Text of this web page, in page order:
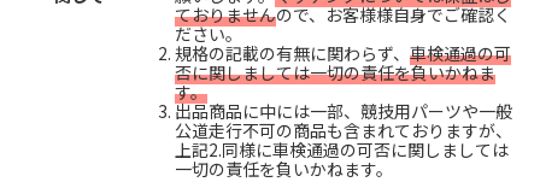
ておりませんので、お客様様自身でご確認く
ださい。
規格の記載の有無に関わらず、 車検通過の可
否に関しましては一切の責任を負いかねま
す。
出品商品に中には一部、競技用パーツや一般
公道走行不可の商品も含まれておりますが、
上記2.同様に車検通過の可否に関しましては
一切の責任を負いかねます。